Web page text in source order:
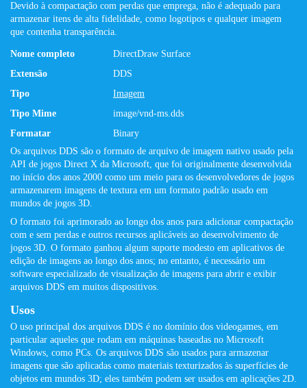
Devido à compactação com perdas que emprega, não é adequado para
armazenar itens de alta fidelidade, como logotipos e qualquer imagem
que contenha transparência.
Nome completo
DirectDraw Surface
Extensão
DDS
Tipo
Imagem
Tipo Mime
image/vnd-ms.dds
Formatar
Binary
Os arquivos DDS são o formato de arquivo de imagem nativo usado pela
API de jogos Direct X da Microsoft, que foi originalmente desenvolvida
no início dos anos 2000 como um meio para os desenvolvedores de jogos
armazenarem imagens de textura em um formato padrão usado em
mundos de jogos 3D.
O formato foi aprimorado ao longo dos anos para adicionar compactação
com e sem perdas e outros recursos aplicáveis ​​ao desenvolvimento de
jogos 3D. O formato ganhou algum suporte modesto em aplicativos de
edição de imagens ao longo dos anos; no entanto, é necessário um
software especializado de visualização de imagens para abrir e exibir
arquivos DDS em muitos dispositivos.
Usos
O uso principal dos arquivos DDS é no domínio dos videogames, em
particular aqueles que rodam em máquinas baseadas no Microsoft
Windows, como PCs. Os arquivos DDS são usados ​​para armazenar
imagens que são aplicadas como materiais texturizados às superfícies de
objetos em mundos 3D; eles também podem ser usados ​​em aplicações 2D.